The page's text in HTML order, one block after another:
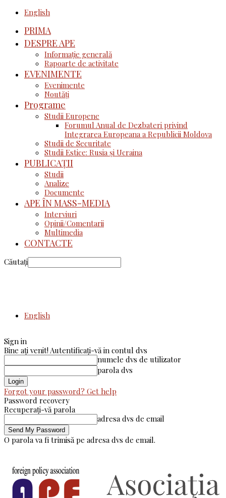
English
PRIMA
DESPRE APE
Informație generală
Rapoarte de activitate
EVENIMENTE
Evenimente
Noutăţi
Programe
Studii Europene
Forumul Anual de Dezbateri privind
Integrarea Europeana a Republicii Moldova
Studii de Securitate
Studii Estice: Rusia și Ucraina
PUBLICAȚII
Studii
Analize
Documente
APE ÎN MASS-MEDIA
Interviuri
Opinii/Comentarii
Multimedia
CONTACTE
Căutați
English
Sign in
Bine ați venit! Autentificați-vă in contul dvs
numele dvs de utilizator
parola dvs
Forgot your password? Get help
Password recovery
Recuperați-vă parola
adresa dvs de email
O parola va fi trimisă pe adresa dvs de email.